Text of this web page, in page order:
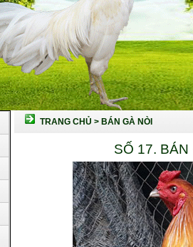
TRANG CHỦ > BÁN GÀ NÒI
SỐ 17.